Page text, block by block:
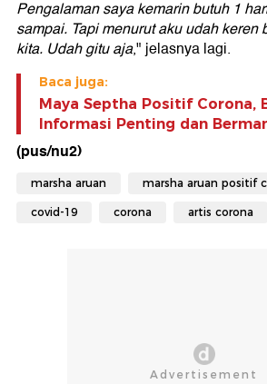
Pengalaman saya kemarin butuh 1
sampai. Tapi menurut aku udah keren
kita. Udah gitu aja," jelasnya lagi.
Baca juga:
Maya Septha Positif Corona,
Informasi Penting dan
(pus/nu2)
marsha aruan marsha aruan positif
covid-19 corona artis corona